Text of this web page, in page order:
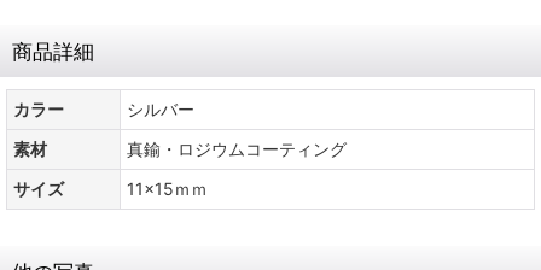
商品詳細
カラー
シルバー
素材
真鍮・ロジウムコーティング
サイズ
11x15ｍｍ